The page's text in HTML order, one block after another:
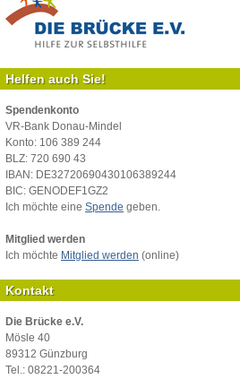
Helfen auch Sie!
Spendenkonto
VR-Bank Donau-Mindel
Konto: 106 389 244
BLZ: 720 690 43
IBAN: DE32720690430106389244
BIC: GENODEF1GZ2
Ich möchte eine Spende geben.
Mitglied werden
Ich möchte Mitglied werden (online)
Kontakt
Die Brücke e.V.
Mösle 40
89312 Günzburg
Tel.: 08221-200364